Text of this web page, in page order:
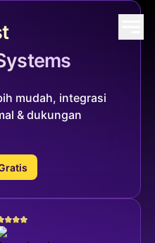
mudah, integrasi
& dukungan